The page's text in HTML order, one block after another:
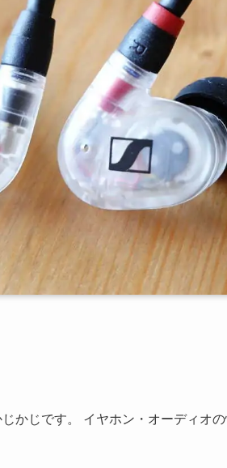
かじです。 イヤホン・オーディオ